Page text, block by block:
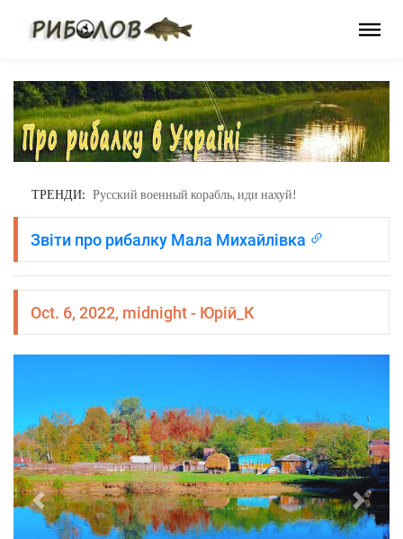
ТРЕНДИ: Русский военный корабль, иди нахуй!
Звіти про рибалку Мала Михайлівка
Oct. 6, 2022, midnight - Юрій_К
Попередня